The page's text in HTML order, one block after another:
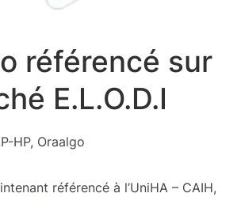
référencé sur
E.L.O.D.I
HP, Oraalgo
référencé à l’UniHA – CAIH,